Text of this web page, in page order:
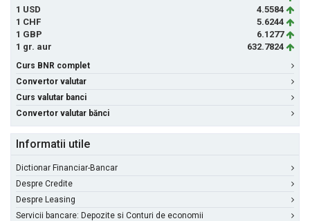
1 USD
4.5584
1 CHF
5.6244
1 GBP
6.1277
1 gr. aur
632.7824
Curs BNR complet
Convertor valutar
Curs valutar banci
Convertor valutar bănci
Informatii utile
Dictionar Financiar-Bancar
Despre Credite
Despre Leasing
Servicii bancare: Depozite si Conturi de economii